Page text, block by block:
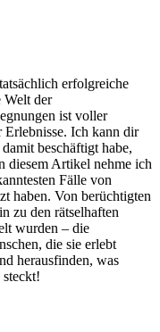
erfolgreiche
Welt der
ist voller
Erlebnisse. Ich kann dir
beschäftigt habe,
diesem Artikel nehme ich
Fälle von
haben. Von berüchtigten
zu den rätselhaften
wurden – die
die sie erlebt
herausfinden, was
steckt!